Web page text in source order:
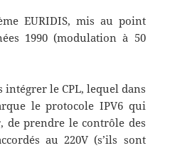
EURIDIS, mis au point
1990 (modulation à 50
le CPL, lequel dans
le protocole IPV6 qui
de prendre le contrôle des
au 220V (s’ils sont